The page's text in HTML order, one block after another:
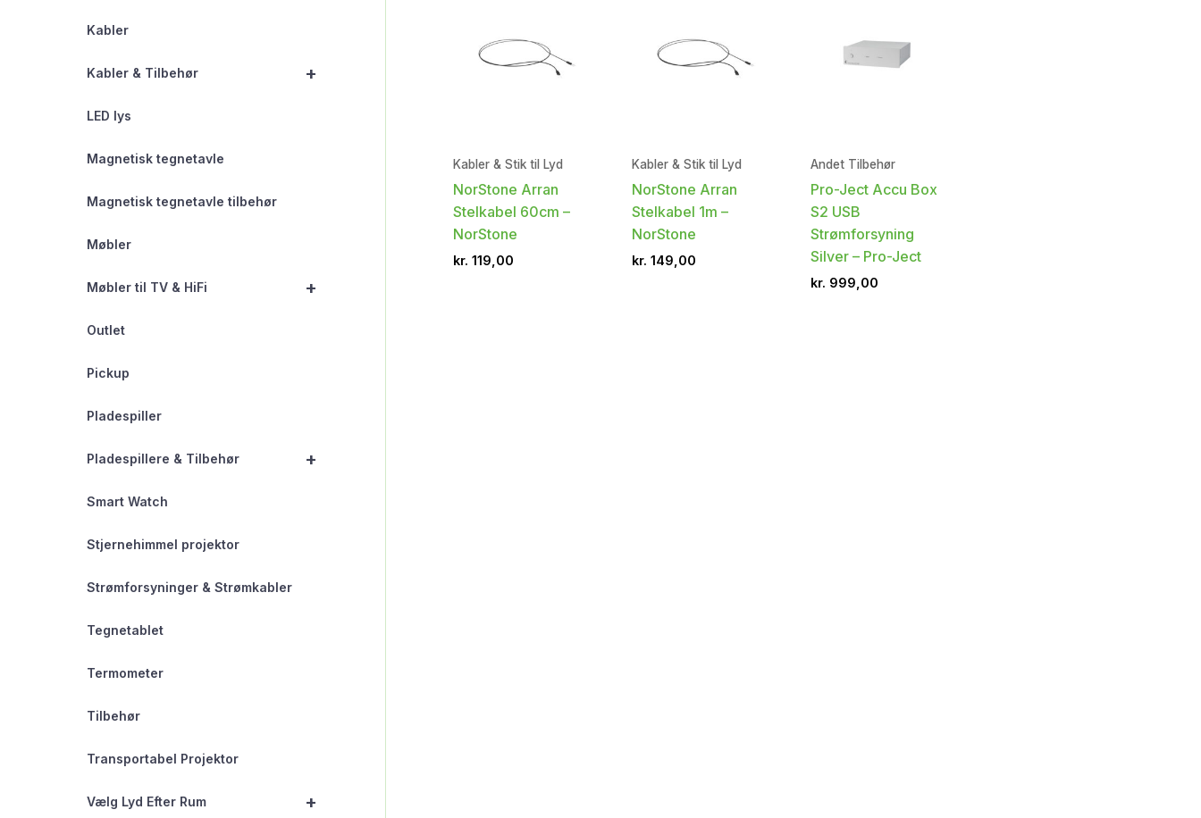
Kabler
+
Kabler & Tilbehør
LED lys
Magnetisk tegnetavle
Magnetisk tegnetavle tilbehør
Møbler
+
Møbler til TV & HiFi
Outlet
Pickup
Pladespiller
+
Pladespillere & Tilbehør
Smart Watch
Stjernehimmel projektor
Strømforsyninger & Strømkabler
Tegnetablet
Termometer
Tilbehør
Transportabel Projektor
+
Vælg Lyd Efter Rum
Kabler & Stik til Lyd
NorStone Arran
Stelkabel 60cm –
NorStone
kr. 119,00
Kabler & Stik til Lyd
NorStone Arran
Stelkabel 1m –
NorStone
kr. 149,00
Andet Tilbehør
Pro-Ject Accu Box
S2 USB
Strømforsyning
Silver – Pro-Ject
kr. 999,00